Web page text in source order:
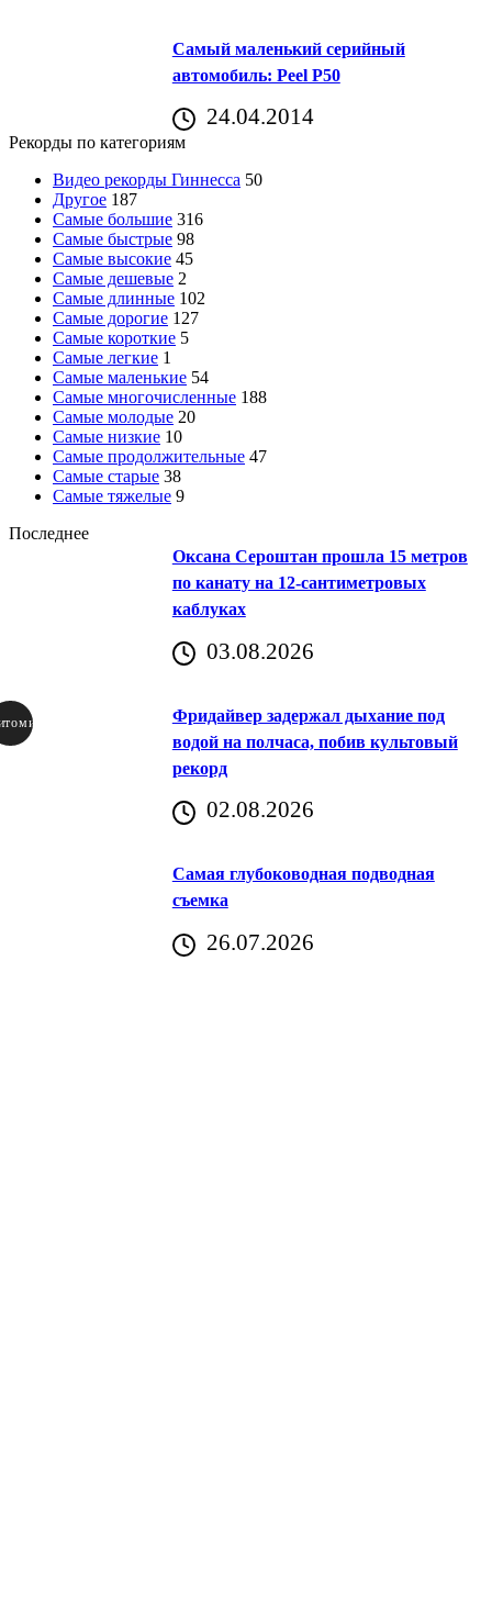
Самый маленький серийный
автомобиль: Peel P50
24.04.2014
Рекорды по категориям
Видео рекорды Гиннесса 50
Другое 187
Самые большие 316
Самые быстрые 98
Самые высокие 45
Самые дешевые 2
Самые длинные 102
Самые дорогие 127
Самые короткие 5
Самые легкие 1
Самые маленькие 54
Самые многочисленные 188
Самые молодые 20
Самые низкие 10
Самые продолжительные 47
Самые старые 38
Самые тяжелые 9
Последнее
Оксана Сероштан прошла 15 метров
по канату на 12-сантиметровых
каблуках
03.08.2026
Фридайвер задержал дыхание под
водой на полчаса, побив культовый
рекорд
02.08.2026
Самая глубоководная подводная
съемка
26.07.2026